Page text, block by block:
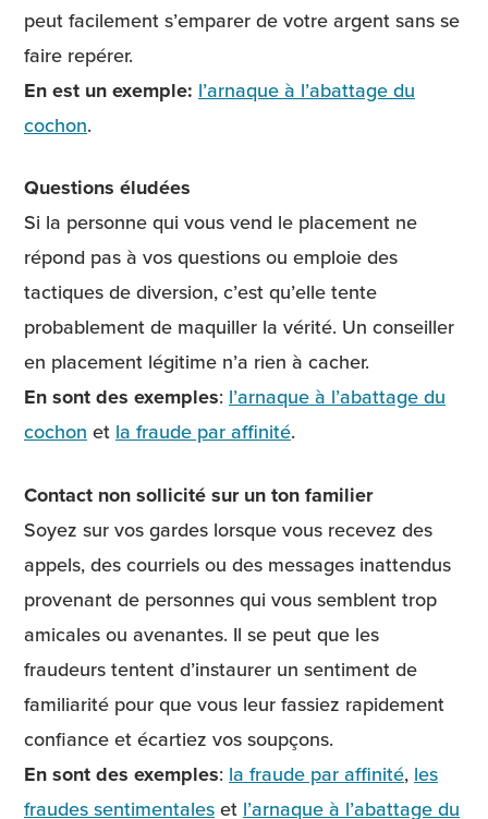
peut facilement s’emparer de votre argent sans se
faire repérer.
En est un exemple: l’arnaque à l’abattage du
cochon.
Questions éludées
Si la personne qui vous vend le placement ne
répond pas à vos questions ou emploie des
tactiques de diversion, c’est qu’elle tente
probablement de maquiller la vérité. Un conseiller
en placement légitime n’a rien à cacher.
En sont des exemples: l’arnaque à l’abattage du
cochon et la fraude par affinité.
Contact non sollicité sur un ton familier
Soyez sur vos gardes lorsque vous recevez des
appels, des courriels ou des messages inattendus
provenant de personnes qui vous semblent trop
amicales ou avenantes. Il se peut que les
fraudeurs tentent d’instaurer un sentiment de
familiarité pour que vous leur fassiez rapidement
confiance et écartiez vos soupçons.
En sont des exemples: la fraude par affinité, les
fraudes sentimentales et l’arnaque à l’abattage du